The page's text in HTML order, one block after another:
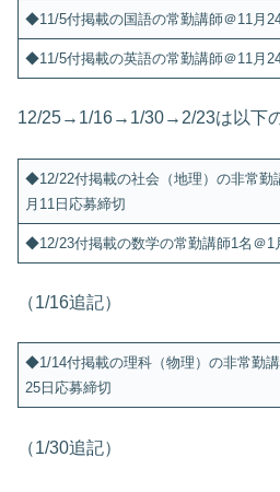
◆11/5付掲載の国語の常勤講師＠11月
◆11/5付掲載の英語の常勤講師＠11月
12/25→1/16→1/30→2/23は以下
◆12/22付掲載の社会（地理）の非常勤
月11日応募締切
◆12/23付掲載の数学の常勤講師1名
（1/16追記）
◆1/14付掲載の理科（物理）の非常勤
25日応募締切
（1/30追記）